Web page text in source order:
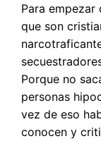
Para empezar
que son
Porque no
personas
vez de eso
conocen y